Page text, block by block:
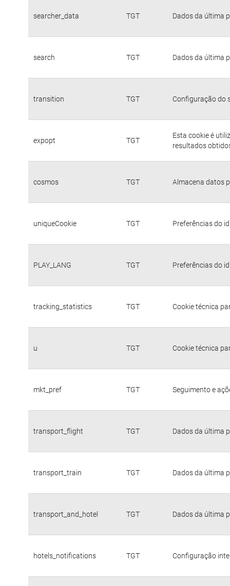
searcher_data TGT Dados da última
search TGT Dados da última
transition TGT Configuração do
expopt TGT
Esta cookie é
resultados
cosmos TGT Almacena datos
uniqueCookie TGT Preferências do
PLAY_LANG TGT Preferências do
tracking_statistics TGT Cookie técnica
u TGT Cookie técnica
mkt_pref TGT Seguimento e
transport_flight TGT Dados da última
transport_train TGT Dados da última
transport_and_hotel TGT Dados da última
hotels_notifications TGT Configuração